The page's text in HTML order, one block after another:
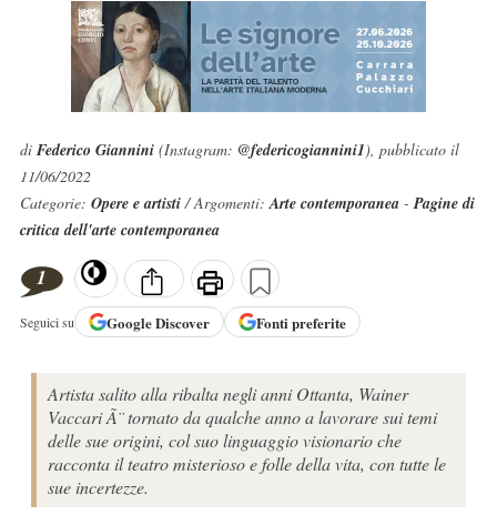
di Federico Giannini(Instagram: @federicogiannini1), pubblicato il
11/06/2022
Categorie: Opere e artisti/ Argomenti:Arte contemporanea-Pagine di
critica dell'arte contemporanea
1
Seguici su GoogleDiscover Fonti preferite
Artista salito alla ribalta negli anni Ottanta, Wainer
Vaccari Ã¨ tornato da qualche anno a lavorare sui temi
delle sue origini, col suo linguaggio visionario che
racconta il teatro misterioso e folle della vita, con tutte le
sue incertezze.